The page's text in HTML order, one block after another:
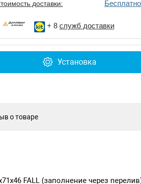
доставки:
+ 8 служб доставки
Установка
о товаре
FALL (заполнение через